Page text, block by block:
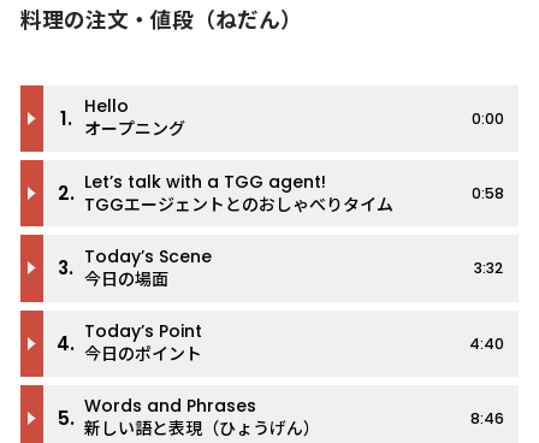
料理の注文・値段（ねだん）
1. Hello
オープニング
0:00
2. Let’s talk with a TGG agent!
TGGエージェントとのおしゃべりタイム
0:58
3. Today’s Scene
今日の場面
3:32
4. Today’s Point
今日のポイント
4:40
5. Words and Phrases
新しい語と表現（ひょうげん）
8:46